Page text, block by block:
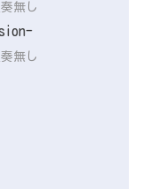
無し
無し